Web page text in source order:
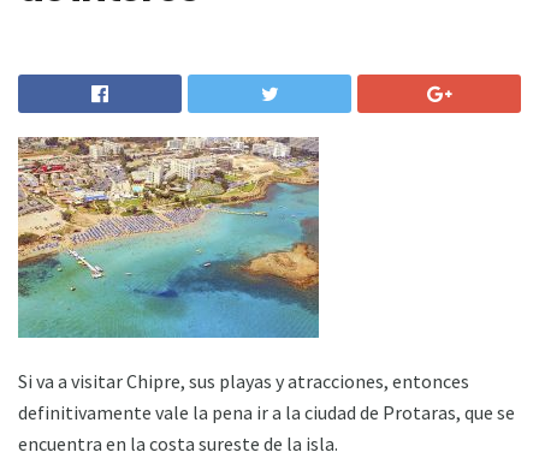
Si va a visitar Chipre, sus playas y atracciones, entonces
definitivamente vale la pena ir a la ciudad de Protaras, que se
encuentra en la costa sureste de la isla.